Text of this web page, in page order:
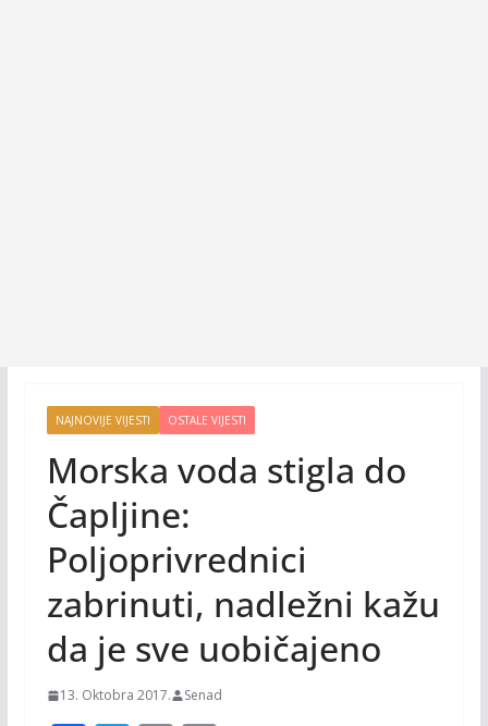
NAJNOVIJE VIJESTI OSTALE VIJESTI
Morska voda stigla do
Čapljine:
Poljoprivrednici
zabrinuti, nadležni kažu
da je sve uobičajeno
13. Oktobra 2017. Senad